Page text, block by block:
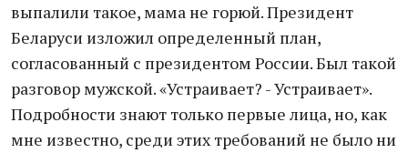
выпалили такое, мама не горюй. Президент
Беларуси изложил определенный план,
согласованный с президентом России. Был такой
разговор мужской. «Устраивает? - Устраивает».
Подробности знают только первые лица, но, как
мне известно, среди этих требований не было ни